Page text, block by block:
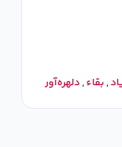
,بقاء,دلهره‌آور